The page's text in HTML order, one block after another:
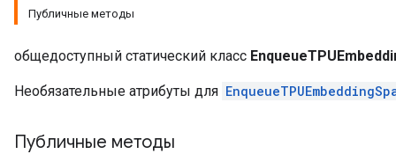
Публичные методы
общедоступный статический класс
Необязательные атрибуты для
Публичные методы